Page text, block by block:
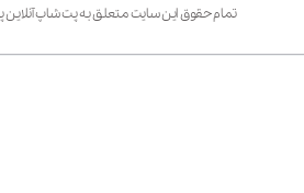
تمام حقوق این سایت متعلق به پت شاپ آنلاین